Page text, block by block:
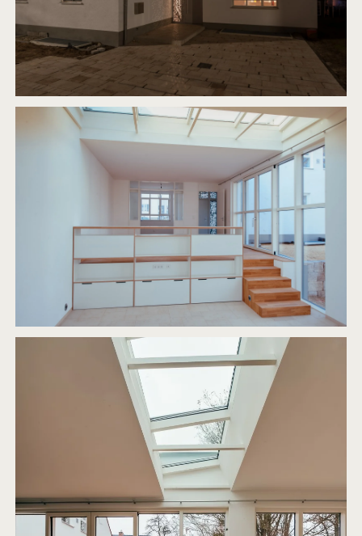
WBS5
WIEDERAUFBAU UND ERWEITERUNG EINES
EINFAMILIENHAUSES
WBS9
UMBAU UND ERWEITERUNG EINES EINFAMILIENHAUSES
2013